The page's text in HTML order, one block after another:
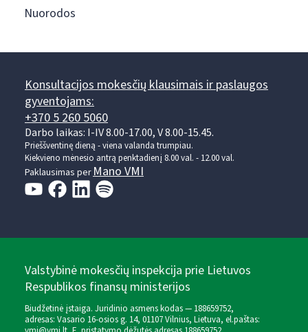
Nuorodos
Konsultacijos mokesčių klausimais ir paslaugos
gyventojams:
+370 5 260 5060
Darbo laikas: I-IV 8.00-17.00, V 8.00-15.45.
Prieššventinę dieną - viena valanda trumpiau.
Kiekvieno mėnesio antrą penktadienį 8.00 val. - 12.00 val.
Paklausimas perMano VMI
Valstybinė mokesčių inspekcija prie Lietuvos
Respublikos finansų ministerijos
Biudžetinė įstaiga. Juridinio asmens kodas — 188659752,
adresas: Vasario 16-osios g. 14, 01107 Vilnius, Lietuva, el.paštas: